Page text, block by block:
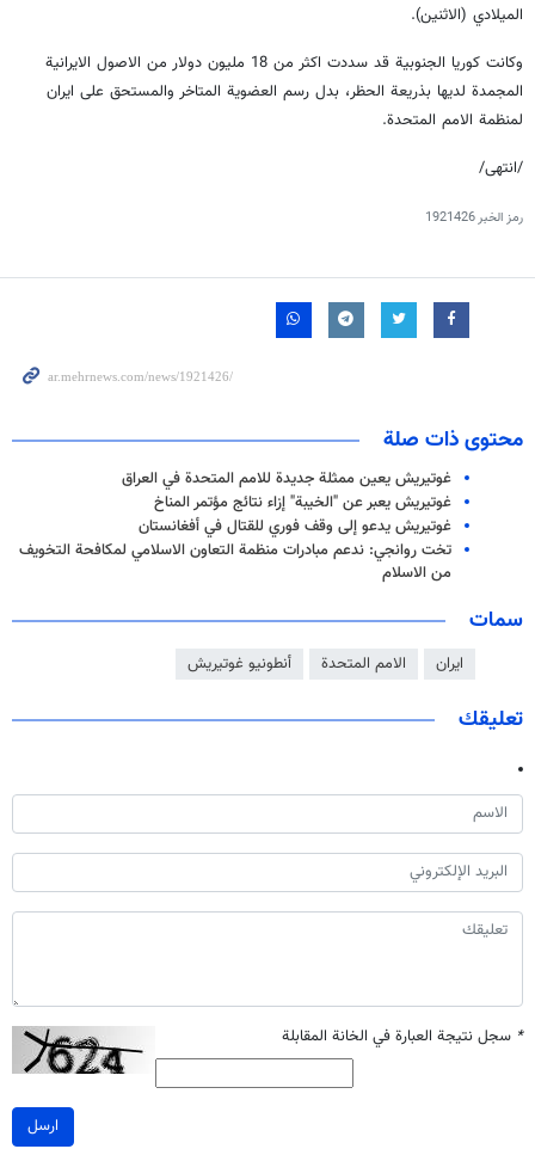
الميلادي (الاثنين).
وكانت كوريا الجنوبية قد سددت اكثر من 18 مليون دولار من الاصول الايرانية
المجمدة لديها بذريعة الحظر، بدل رسم العضوية المتاخر والمستحق على ايران
لمنظمة الامم المتحدة.
/انتهى/
رمز الخبر1921426
محتوى ذات صلة
غوتيريش يعين ممثلة جديدة للامم المتحدة في العراق
غوتيريش يعبر عن "الخيبة" إزاء نتائج مؤتمر المناخ
غوتيريش يدعو إلى وقف فوري للقتال في أفغانستان
تخت روانجي: ندعم مبادرات منظمة التعاون الاسلامي لمكافحة التخويف
من الاسلام
سمات
ايران الامم المتحدة أنطونيو غوتيريش
تعليقك
* سجل نتيجة العبارة في الخانة المقابلة
ارسل